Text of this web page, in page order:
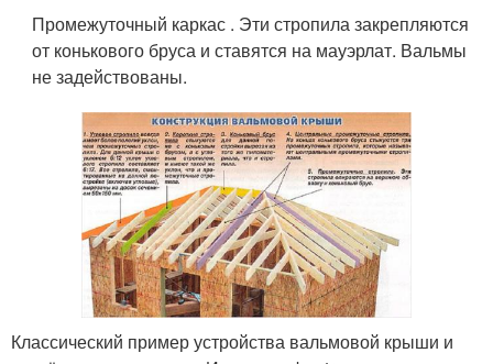
Промежуточный каркас . Эти стропила закрепляются
от конькового бруса и ставятся на мауэрлат. Вальмы
не задействованы.
Классический пример устройства вальмовой крыши и